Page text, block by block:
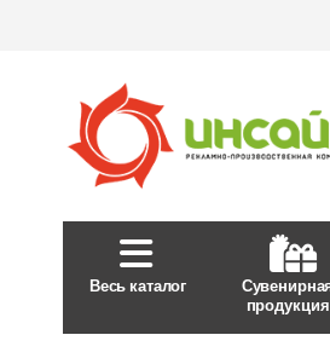
Весь каталог
продукция